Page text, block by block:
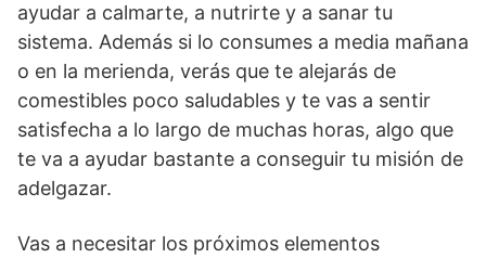
ayudar a calmarte, a nutrirte y a sanar tu
sistema. Además si lo consumes a media mañana
o en la merienda, verás que te alejarás de
comestibles poco saludables y te vas a sentir
satisfecha a lo largo de muchas horas, algo que
te va a ayudar bastante a conseguir tu misión de
adelgazar.
Vas a necesitar los próximos elementos